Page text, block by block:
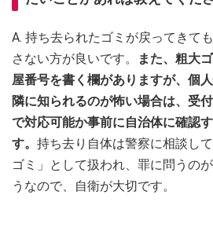
A. 持ち去られたゴミが戻ってきて
さない方が良いです。
また、粗大
屋番号を書く欄がありますが、個
隣に知られるのが怖い場合は、受
で対応可能か事前に自治体に確認
す。 持ち去り自体は警察に相談し
ゴミ」として扱われ、罪に問うの
うなので、自衛が大切です。